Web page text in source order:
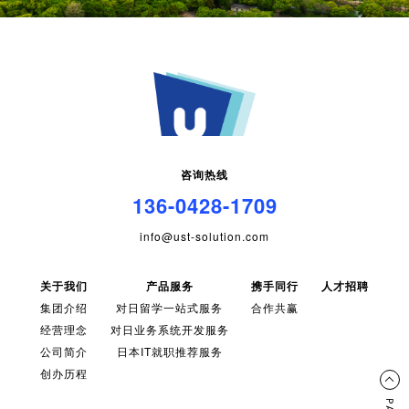
咨询热线
136-0428-1709
info@ust-solution.com
关于我们
集团介绍
经营理念
公司简介
创办历程
产品服务
对日留学一站式服务
对日业务系统开发服务
日本IT就职推荐服务
携手同行
合作共赢
人才招聘